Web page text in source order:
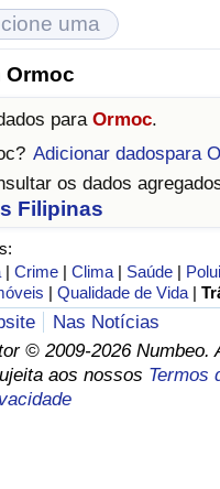
Ormoc
para Ormoc.
? Adicionar dadospara
os dados
Filipinas
|Crime |Clima | Saúde |
|Qualidade de Vida |
Nas Notícias
© 2009-2026 Numbeo.
aos nossos Termos
Custo de Vida
de Vida Por País
Preços de Imóveis
de Imóveis por
Vida
Qualidade de Vida (Atual)
de vida por país
de Crime (Atual)